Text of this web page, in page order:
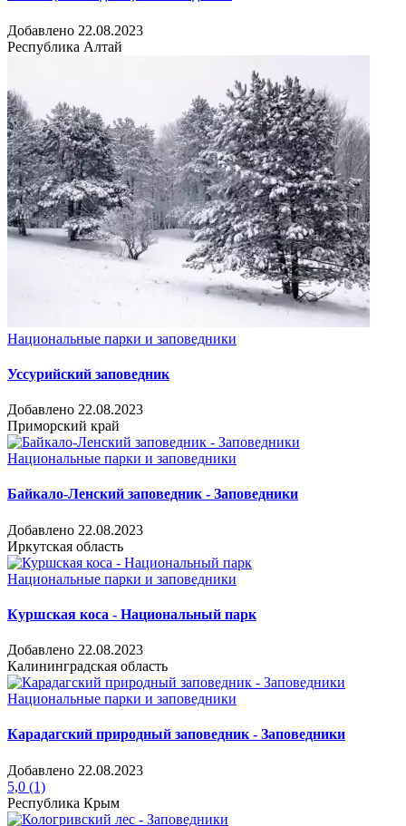
Добавлено 22.08.2023
Республика Алтай
Национальные парки и заповедники
Уссурийский заповедник
Добавлено 22.08.2023
Приморский край
Национальные парки и заповедники
Байкало-Ленский заповедник - Заповедники
Добавлено 22.08.2023
Иркутская область
Национальные парки и заповедники
Куршская коса - Национальный парк
Добавлено 22.08.2023
Калининградская область
Национальные парки и заповедники
Карадагский природный заповедник - Заповедники
Добавлено 22.08.2023
5,0 (1)
Республика Крым